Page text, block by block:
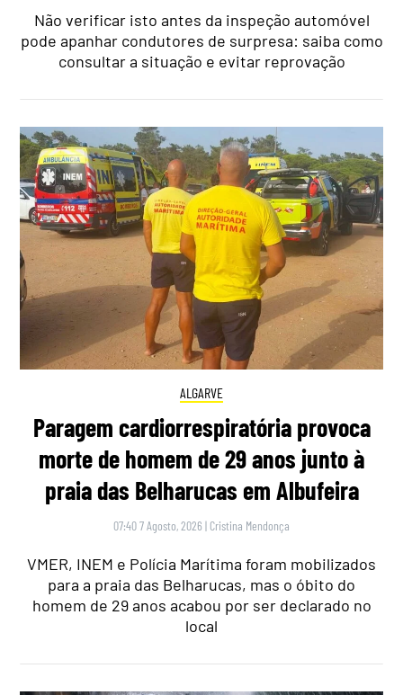
Não verificar isto antes da inspeção automóvel
pode apanhar condutores de surpresa: saiba como
consultar a situação e evitar reprovação
ALGARVE
Paragem cardiorrespiratória provoca
morte de homem de 29 anos junto à
praia das Belharucas em Albufeira
07:40 7 Agosto, 2026 | Cristina Mendonça
VMER, INEM e Polícia Marítima foram mobilizados
para a praia das Belharucas, mas o óbito do
homem de 29 anos acabou por ser declarado no
local